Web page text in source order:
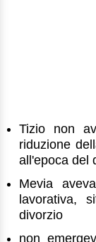
Tizio non
riduzione
all'epoca del
Mevia
lavorativa,
divorzio
non